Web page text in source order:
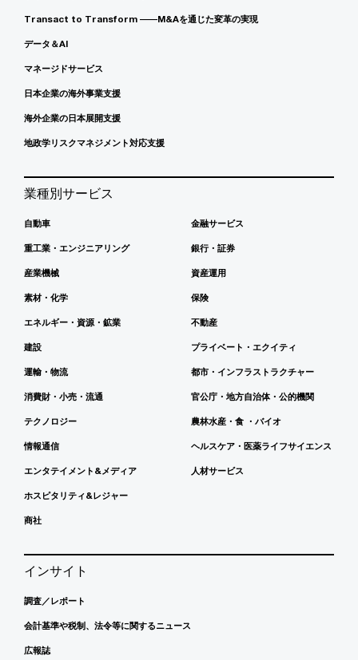
Transact to Transform ――M&Aを通じた変革の実現
データ＆AI
マネージドサービス
日本企業の海外事業支援
海外企業の日本展開支援
地政学リスクマネジメント対応支援
業種別サービス
自動車
重工業・エンジニアリング
産業機械
素材・化学
エネルギー・資源・鉱業
建設
運輸・物流
消費財・小売・流通
テクノロジー
情報通信
エンタテイメント&メディア
ホスピタリティ&レジャー
商社
金融サービス
銀行・証券
資産運用
保険
不動産
プライベート・エクイティ
都市・インフラストラクチャー
官公庁・地方自治体・公的機関
農林水産・食 ・バイオ
ヘルスケア・医薬ライフサイエンス
人材サービス
インサイト
調査／レポート
会計基準や税制、法令等に関するニュース
広報誌